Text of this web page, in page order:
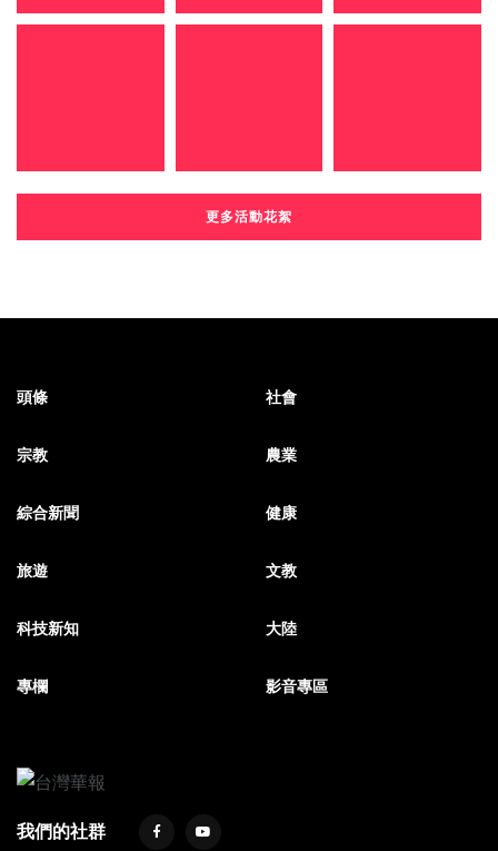
更多活動花絮
頭條 社會
宗教 農業
綜合新聞 健康
旅遊 文教
科技新知 大陸
專欄 影音專區
我們的社群